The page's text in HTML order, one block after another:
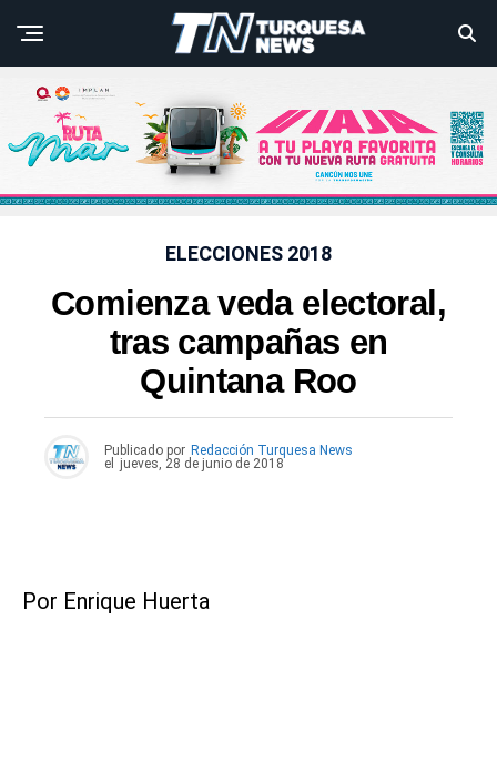
ELECCIONES 2018
Comienza veda electoral,
tras campañas en
Quintana Roo
Publicado por Redacción Turquesa News
el
jueves, 28 de junio de 2018
Por Enrique Huerta